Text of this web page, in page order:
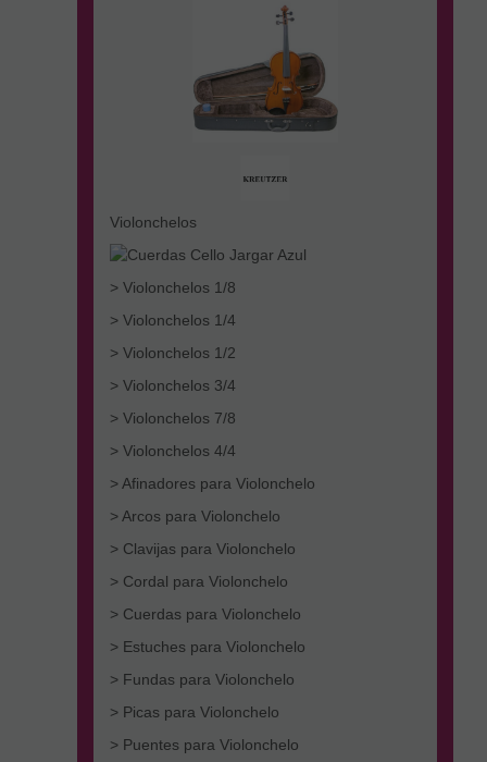
Violonchelos
> Violonchelos 1/8
> Violonchelos 1/4
> Violonchelos 1/2
> Violonchelos 3/4
> Violonchelos 7/8
> Violonchelos 4/4
> Afinadores para Violonchelo
> Arcos para Violonchelo
> Clavijas para Violonchelo
> Cordal para Violonchelo
> Cuerdas para Violonchelo
> Estuches para Violonchelo
> Fundas para Violonchelo
> Picas para Violonchelo
> Puentes para Violonchelo